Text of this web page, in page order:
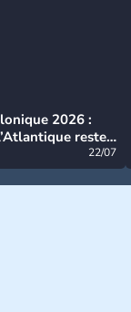
2026 :
reste
22/07